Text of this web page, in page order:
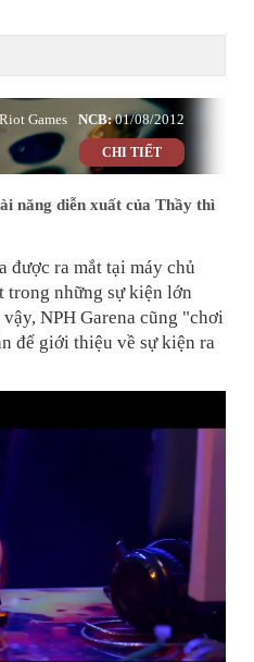
01/08/2012
NCB:
Riot Games
CHI TIẾT
năng diễn xuất của Thầy thì
được ra mắt tại máy chủ
trong những sự kiện lớn
NPH Garena cũng "chơi
để giới thiệu về sự kiện ra